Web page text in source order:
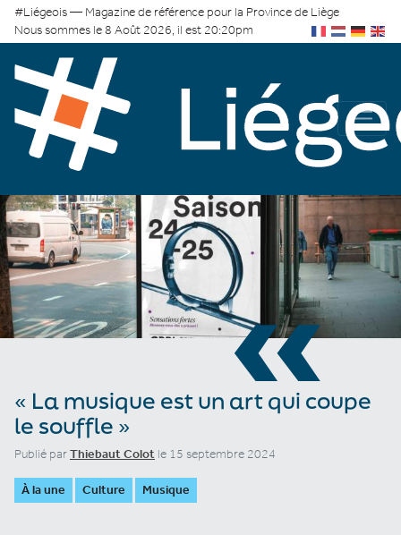
#Liégeois — Magazine de référence pour la Province de Liège
Nous sommes le 8 Août 2026, il est 20:20pm
«
« La musique est un art qui coupe
le souffle »
Publié parThiebaut Colot le 15 septembre 2024
À la une Culture Musique